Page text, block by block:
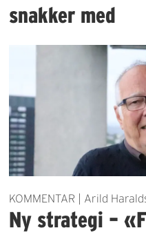
snakker med
KOMMENTAR | Arild
Ny strategi –